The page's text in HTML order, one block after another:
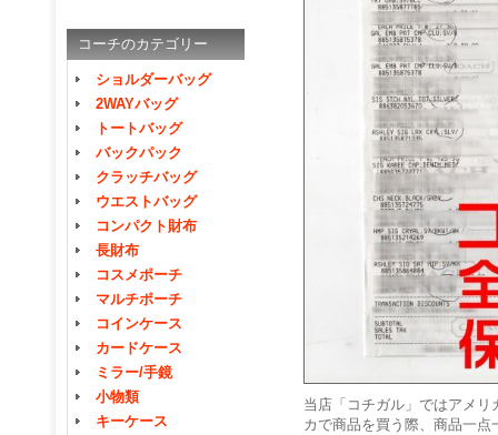
コーチのカテゴリー
ショルダーバッグ
2WAYバッグ
トートバッグ
バックパック
クラッチバッグ
ウエストバッグ
コンパクト財布
長財布
コスメポーチ
マルチポーチ
コインケース
カードケース
ミラー/手鏡
小物類
キーケース
当店「コチガル」ではアメ
カで商品を買う際、商品一